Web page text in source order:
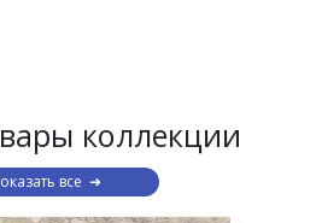
коллекции
все